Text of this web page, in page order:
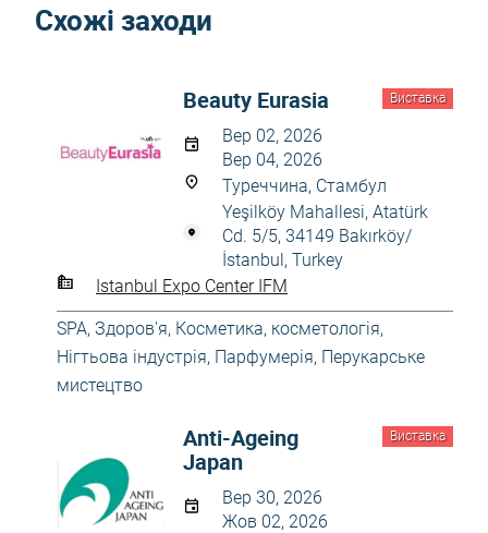
Схожі заходи
Виставка
Beauty Eurasia
Вер 02, 2026
Вер 04, 2026
Туреччина, Стамбул
Yeşilköy Mahallesi, Atatürk
Cd. 5/5, 34149 Bakırköy/
İstanbul, Turkey
Istanbul Expo Center IFM
SPA, Здоров'я, Косметика, косметологія,
Нігтьова індустрія, Парфумерія, Перукарське
мистецтво
Виставка
Anti-Ageing
Japan
Вер 30, 2026
Жов 02, 2026